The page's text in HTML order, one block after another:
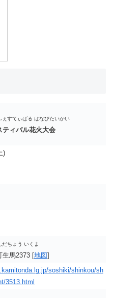
ぇすてぃばる はなびたいかい
ティバル花火大会
)
ちょう いくま
生馬2373 [地図]
soshiki/shinkou/sh
3513.html